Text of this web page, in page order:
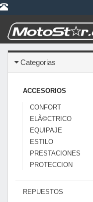
Categorias
ACCESORIOS
CONFORT
ELÃ©CTRICO
EQUIPAJE
ESTILO
PRESTACIONES
PROTECCION
REPUESTOS